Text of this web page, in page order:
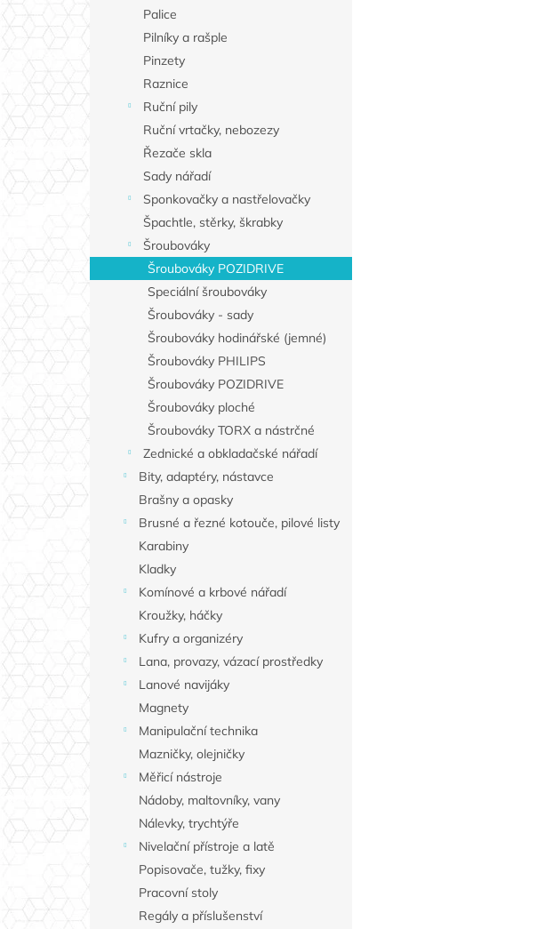
Palice
Pilníky a rašple
Pinzety
Raznice
Ruční pily
Ruční vrtačky, nebozezy
Řezače skla
Sady nářadí
Sponkovačky a nastřelovačky
Špachtle, stěrky, škrabky
Šroubováky
Šroubováky POZIDRIVE
Speciální šroubováky
Šroubováky - sady
Šroubováky hodinářské (jemné)
Šroubováky PHILIPS
Šroubováky POZIDRIVE
Šroubováky ploché
Šroubováky TORX a nástrčné
Zednické a obkladačské nářadí
Bity, adaptéry, nástavce
Brašny a opasky
Brusné a řezné kotouče, pilové listy
Karabiny
Kladky
Komínové a krbové nářadí
Kroužky, háčky
Kufry a organizéry
Lana, provazy, vázací prostředky
Lanové navijáky
Magnety
Manipulační technika
Mazničky, olejničky
Měřicí nástroje
Nádoby, maltovníky, vany
Nálevky, trychtýře
Nivelační přístroje a latě
Popisovače, tužky, fixy
Pracovní stoly
Regály a příslušenství